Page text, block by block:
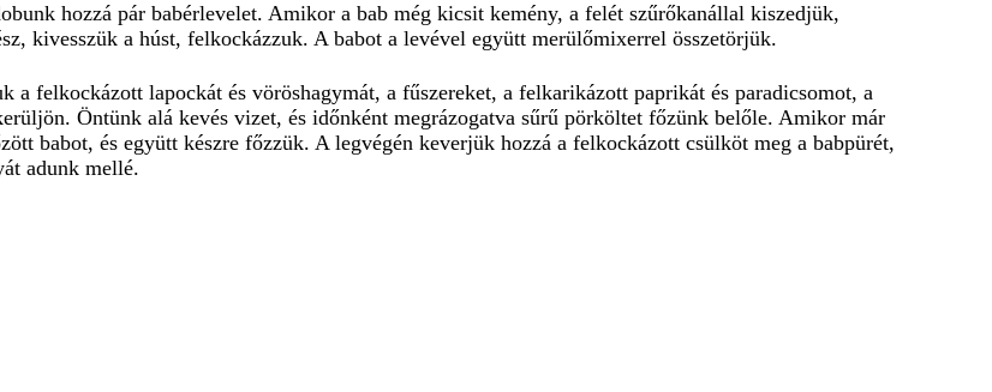
hozzá pár babérlevelet. Amikor a bab még kicsit kemény, a felét szűrőkanállal kiszedjük,
kivesszük a húst, felkockázzuk. A babot a levével együtt merülőmixerrel összetörjük.
a felkockázott lapockát és vöröshagymát, a fűszereket, a felkarikázott paprikát és paradicsomot, a
Öntünk alá kevés vizet, és időnként megrázogatva sűrű pörköltet főzünk belőle. Amikor már
babot, és együtt készre főzzük. A legvégén keverjük hozzá a felkockázott csülköt meg a babpürét,
adunk mellé.